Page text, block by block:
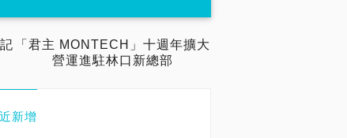
「君主 MONTECH」十週年擴大
營運進駐林口新總部
新增